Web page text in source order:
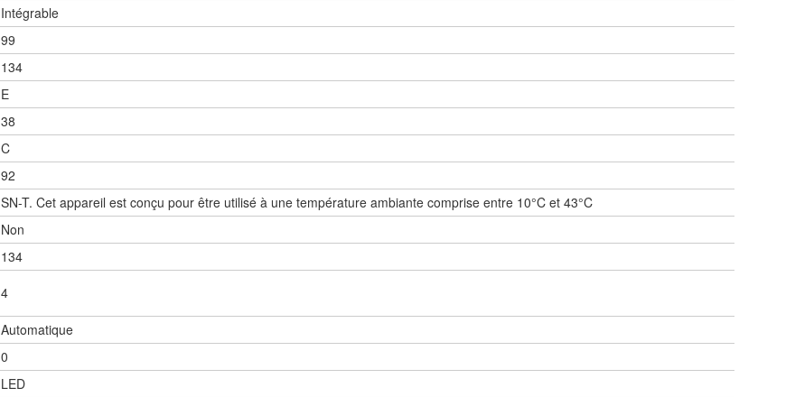
Intégrable
99
134
E
38
C
92
SN-T. Cet appareil est conçu pour être utilisé à une température ambiante comprise entre 10°C et 43°C
Non
134
4
Automatique
0
LED